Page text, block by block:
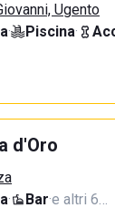
Ugento
· Piscina·
d'Oro
· Bar·e altri 6…